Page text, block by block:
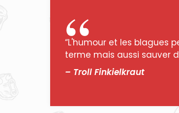
“L'humour et les blagues
terme mais aussi sauver
– Troll Finkielkraut